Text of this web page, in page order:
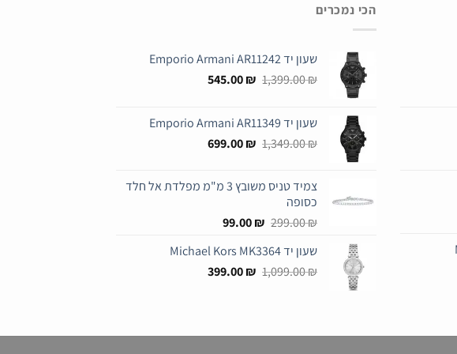
הכי נמכרים
שעון יד Emporio Armani AR11242
1,399.00₪
המחיר
1,399.00 ₪.
545.00₪
המחיר
545.00 ₪.
שעון יד Emporio Armani AR11349
1,349.00₪
המחיר
1,349.00 ₪.
699.00₪
המחיר
699.00 ₪.
צמיד טניס משובץ 3 מ"מ מפלדת אל חלד
כסופה
299.00₪
המחיר
היה:
299.00 ₪.
99.00₪
המחיר
הוא:
99.00 ₪.
שעון יד Michael Kors MK3364
1,099.00₪
המחיר
399.00₪
המחיר